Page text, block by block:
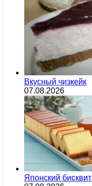
Вкусный чизкейк
07.08.2026
Японский бисквит